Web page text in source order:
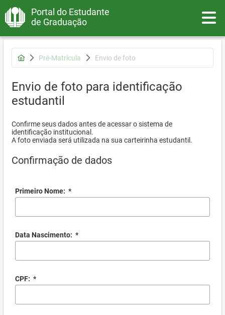
Portal do Estudante
de Graduação
Pré-Matrícula Envio de foto
Envio de foto para identificação
estudantil
Confirme seus dados antes de acessar o sistema de
identificação institucional.
A foto enviada será utilizada na sua carteirinha estudantil.
Confirmação de dados
Primeiro Nome: *
Data Nascimento: *
CPF: *